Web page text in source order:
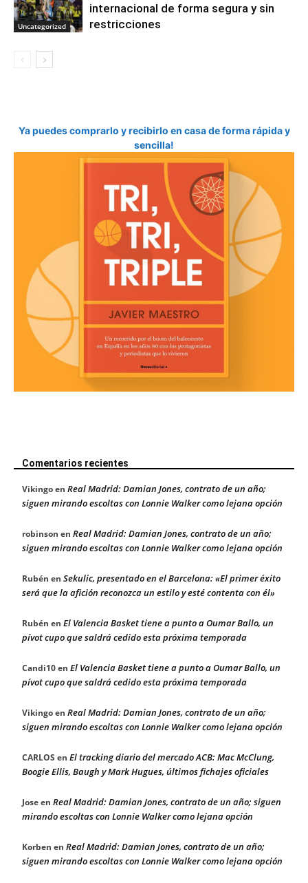
Uncategorized
internacional de forma segura y sin
restricciones
Ya puedes comprarlo y recibirlo en casa de forma rápida y
sencilla!
Comentarios recientes
Vikingoen Real Madrid: Damian Jones, contrato de un año;
siguen mirando escoltas con Lonnie Walker como lejana opción
robinson en Real Madrid: Damian Jones, contrato de un año;
siguen mirando escoltas con Lonnie Walker como lejana opción
Rubén en Sekulic, presentado en el Barcelona: «El primer éxito
será que la afición reconozca un estilo y esté contenta con él»
Rubén en El Valencia Basket tiene a punto a Oumar Ballo, un
pívot cupo que saldrá cedido esta próxima temporada
Candi10en El Valencia Basket tiene a punto a Oumar Ballo, un
pívot cupo que saldrá cedido esta próxima temporada
Vikingoen Real Madrid: Damian Jones, contrato de un año;
siguen mirando escoltas con Lonnie Walker como lejana opción
CARLOS en El tracking diario del mercado ACB: Mac McClung,
Boogie Ellis, Baugh y Mark Hugues, últimos fichajes oficiales
Joseen Real Madrid: Damian Jones, contrato de un año; siguen
mirando escoltas con Lonnie Walker como lejana opción
Korben en Real Madrid: Damian Jones, contrato de un año;
siguen mirando escoltas con Lonnie Walker como lejana opción